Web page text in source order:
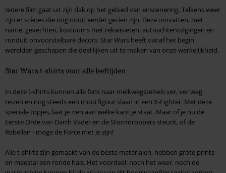
Iedere film gaat uit zijn dak op het gebied van enscenering. Telkens weer
zijn er scènes die nog nooit eerder gezien zijn: Deze omvatten, met
name, gevechten, kostuums met rekwisieten, autoachtervolgingen en
ronduit onvoorstelbare decors. Star Wars heeft vanaf het begin
werelden geschapen die deel lijken uit te maken van onze werkelijkheid.
Star Wars t-shirts voor alle leeftijden
In deze t-shirts kunnen alle fans naar melkwegstelsels ver, ver weg
reizen en nog steeds een mooi figuur slaan in een X-Fighter. Met deze
speciale topjes, laat je zien aan welke kant je staat. Maar of je nu de
Eerste Orde van Darth Vader en de Stormtroopers steunt, of de
Rebellen - moge de Force met je zijn!
Alle t-shirts zijn gemaakt van de beste materialen, hebben grote prints
en meestal een ronde hals. Het voordeel: noch het weer, noch de